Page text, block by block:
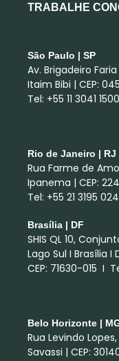
TRABALHE
São Paulo | SP
Av. Brigadeiro
Itaim Bibi | CEP:
Tel: +55 11 3041 1500
Rio de Janeiro | RJ
Rua Farme de
Ipanema | CEP:
Tel: +55 21 3195
Brasília | DF
SHIS QL 10,
Lago Sul I Brasília I
CEP: 71630-015 I
Belo Horizonte |
Rua Levindo
Savassi | CEP: